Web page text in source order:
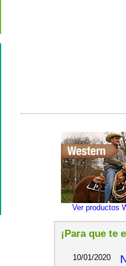
Ver productos
¡Para que te
10/01/2020